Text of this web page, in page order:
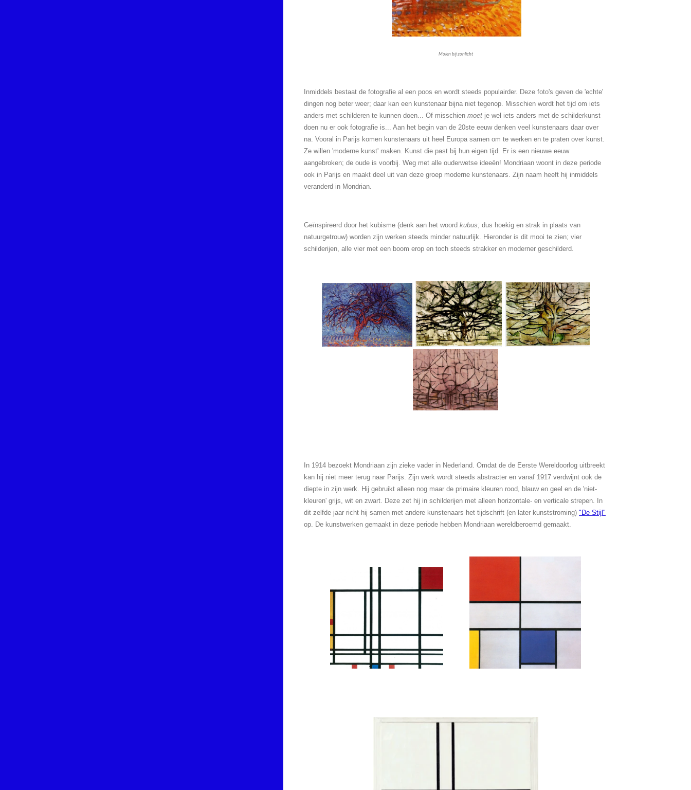
Molen bij zonlicht
Inmiddels bestaat de fotografie al een poos en wordt steeds populairder. Deze foto's geven de 'echte'
dingen nog beter weer; daar kan een kunstenaar bijna niet tegenop. Misschien wordt het tijd om iets
anders met schilderen te kunnen doen... Of misschienmoet je wel iets anders met de schilderkunst
doen nu er ook fotografie is... Aan het begin van de 20ste eeuw denken veel kunstenaars daar over
na. Vooral in Parijs komen kunstenaars uit heel Europa samen om te werken en te praten over kunst.
Ze willen 'moderne kunst' maken. Kunst die past bij hun eigen tijd. Er is een nieuwe eeuw
aangebroken; de oude is voorbij. Weg met alle ouderwetse ideeën! Mondriaan woont in deze periode
ook in Parijs en maakt deel uit van deze groep moderne kunstenaars. Zijn naam heeft hij inmiddels
veranderd in Mondrian.
Geïnspireerd door het kubisme (denk aan het woordkubus; dus hoekig en strak in plaats van
natuurgetrouw) worden zijn werken steeds minder natuurlijk. Hieronder is dit mooi te zien; vier
schilderijen, alle vier met een boom erop en toch steeds strakker en moderner geschilderd.
In 1914 bezoekt Mondriaan zijn zieke vader in Nederland. Omdat de de Eerste Wereldoorlog uitbreekt
kan hij niet meer terug naar Parijs. Zijn werk wordt steeds abstracter en vanaf 1917 verdwijnt ook de
diepte in zijn werk. Hij gebruikt alleen nog maar de primaire kleuren rood, blauw en geel en de 'niet-
kleuren' grijs, wit en zwart. Deze zet hij in schilderijen met alleen horizontale- en verticale strepen. In
dit zelfde jaar richt hij samen met andere kunstenaars het tijdschrift (en later kunststroming)"De Stijl"
op. De kunstwerken gemaakt in deze periode hebben Mondriaan wereldberoemd gemaakt.